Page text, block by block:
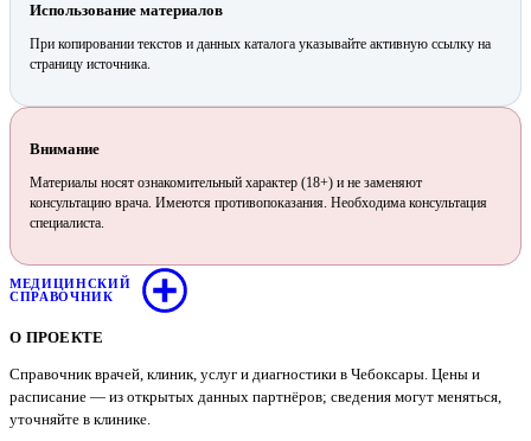
Использование материалов
При копировании текстов и данных каталога указывайте активную ссылку на
страницу источника.
Внимание
Материалы носят ознакомительный характер (18+) и не заменяют
консультацию врача. Имеются противопоказания. Необходима консультация
специалиста.
МЕДИЦИНСКИЙ
СПРАВОЧНИК
О ПРОЕКТЕ
Справочник врачей, клиник, услуг и диагностики в Чебоксары. Цены и
расписание — из открытых данных партнёров; сведения могут меняться,
уточняйте в клинике.